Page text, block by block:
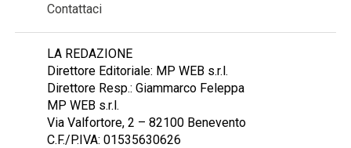
Contattaci
LA REDAZIONE
Direttore Editoriale: MP WEB s.r.l.
Direttore Resp.: Giammarco Feleppa
MP WEB s.r.l.
Via Valfortore, 2 – 82100 Benevento
C.F./P.IVA: 01535630626